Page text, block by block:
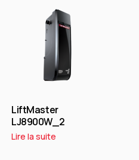
LiftMaster
LJ8900W_2
Lire la suite